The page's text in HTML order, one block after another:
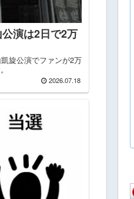
演は2日で2万
旋公演でファンが2万
2026.07.18